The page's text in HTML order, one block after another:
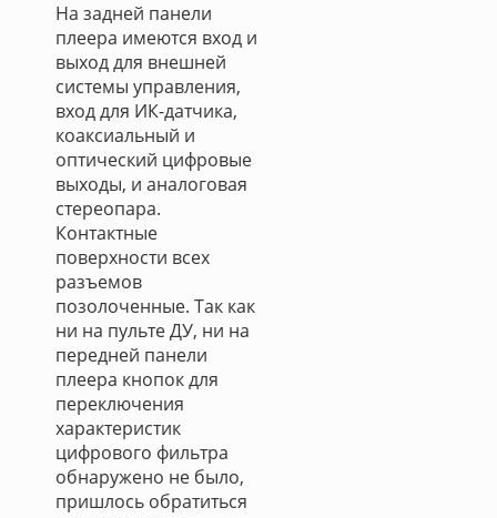
На задней панели
плеера имеются вход и
выход для внешней
системы управления,
вход для ИК-датчика,
коаксиальный и
оптический цифровые
выходы, и аналоговая
стереопара.
Контактные
поверхности всех
разъемов
позолоченные. Так как
ни на пульте ДУ, ни на
передней панели
плеера кнопок для
переключения
характеристик
цифрового фильтра
обнаружено не было,
пришлось обратиться